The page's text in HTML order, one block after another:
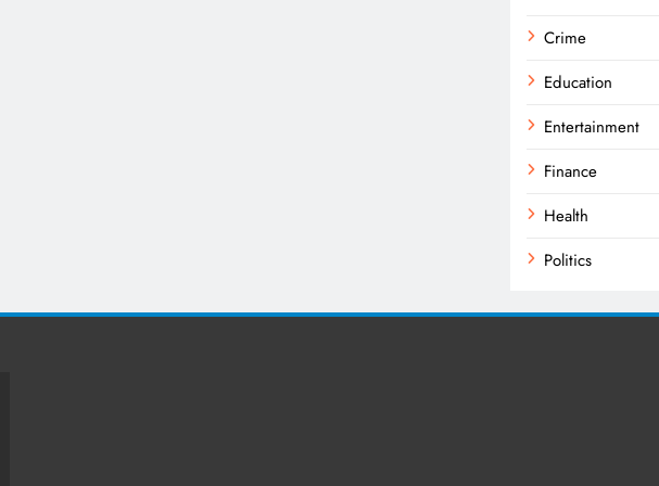
Crime
Education
Entertainment
Finance
Health
Politics